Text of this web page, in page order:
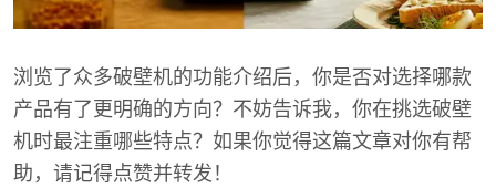
浏览了众多破壁机的功能介绍后，你是否对选择哪款
产品有了更明确的方向？不妨告诉我，你在挑选破壁
机时最注重哪些特点？如果你觉得这篇文章对你有帮
助，请记得点赞并转发！